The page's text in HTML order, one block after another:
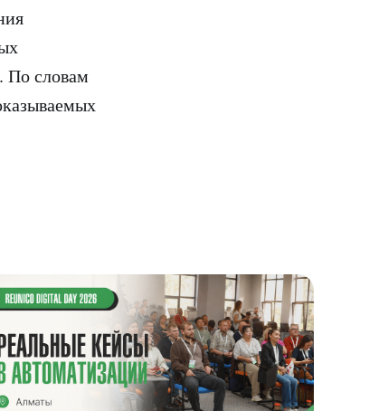
По словам